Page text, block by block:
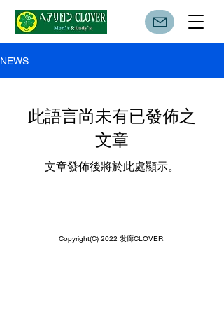
NEWS
此語言尚未有已發佈之
文章
文章發佈後將於此處顯示。
Copyright(C) 2022 发廊CLOVER.